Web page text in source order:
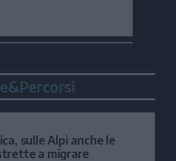
sulle Alpi anche le
a migrare